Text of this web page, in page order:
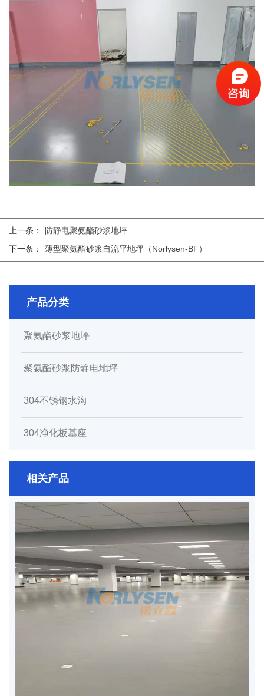
上一条：
防静电聚氨酯砂浆地坪
下一条：
薄型聚氨酯砂浆自流平地坪（Norlysen-BF）
产品分类
聚氨酯砂浆地坪
聚氨酯砂浆防静电地坪
304不锈钢水沟
304净化板基座
相关产品